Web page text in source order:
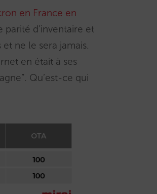
en France en
parité d’inventaire et
ne le sera jamais.
en était à ses
Qu’est-ce qui